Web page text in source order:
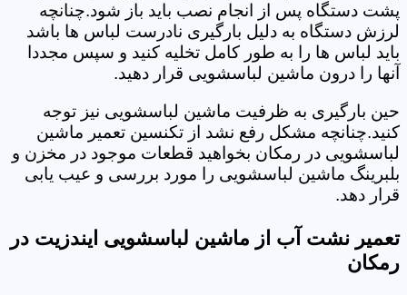
پشت دستگاه پس از انجام نصب باید باز شود.چنانچه
لرزش دستگاه به دلیل بارگیری نادرست لباس ها باشد
باید لباس ها را به طور کامل تخلیه کنید و سپس مجددا
آنها را درون ماشین لباسشویی قرار دهید.
حین بارگیری به ظرفیت ماشین لباسشویی نیز توجه
کنید.چنانچه مشکل رفع نشد از تکنسین تعمیر ماشین
لباسشویی در رمکان بخواهید قطعات موجود در مخزن و
بلبرینگ ماشین لباسشویی را مورد بررسی و عیب یابی
قرار دهد.
تعمیر نشت آب از ماشین لباسشویی ایندزیت در
رمکان